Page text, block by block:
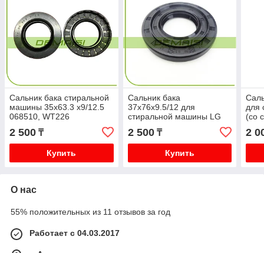
Сальник бака стиральной
машины 35x63.3 x9/12.5
068510, WT226
2 500 ₸
Купить
Сальник бака
37x76x9.5/12 для
стиральной машины LG
4036ER2004A (со
смазкой)
2 500₸
Купить
для
(со
2
О нас
55% положительных из 11 отзывов за год
Работает с 04.03.2017